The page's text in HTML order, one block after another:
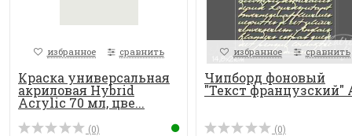
избранное сравнить
Краска универсальная
акриловая Hybrid
Acrylic 70 мл, цве...
(0)
избранное сравнить
Чипборд фоновый
"Текст французский"
(0)